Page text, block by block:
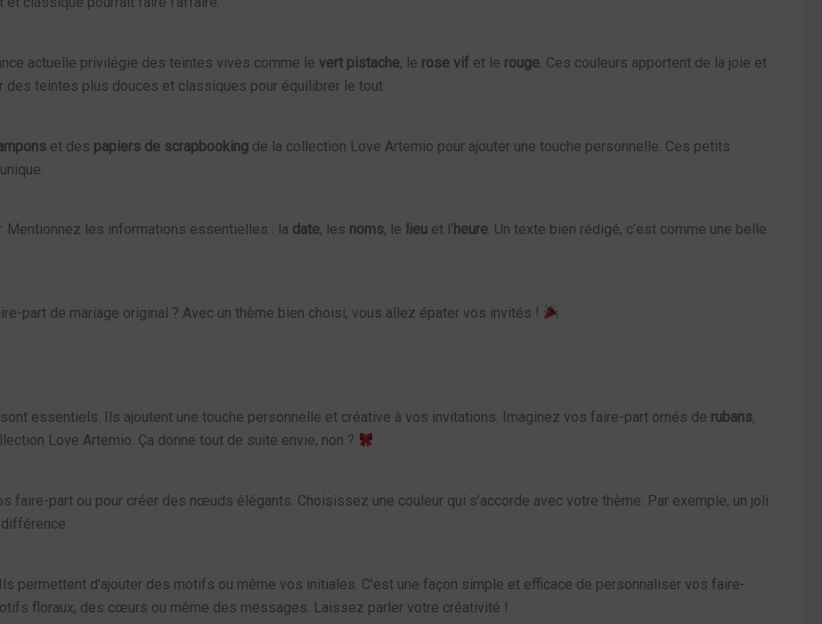
actuelle privilégie des teintes vives comme le vert pistache, le rose vif et le rouge. Ces couleurs apportent de la joie et
des teintes plus douces et classiques pour équilibrer le tout.
et des papiers de scrapbooking de la collection Love Artemio pour ajouter une touche personnelle. Ces petits
Mentionnez les informations essentielles : la date, les noms, le lieu et l’ heure. Un texte bien rédigé, c’est comme une belle
part de mariage original ? Avec un thème bien choisi, vous allez épater vos invités !
essentiels. Ils ajoutent une touche personnelle et créative à vos invitations. Imaginez vos faire-part ornés de rubans,
Love Artemio. Ça donne tout de suite envie, non ?
faire-part ou pour créer des nœuds élégants. Choisissez une couleur qui s’accorde avec votre thème. Par exemple, un joli
permettent d’ajouter des motifs ou même vos initiales. C’est une façon simple et efficace de personnaliser vos faire-
floraux, des cœurs ou même des messages. Laissez parler votre créativité !